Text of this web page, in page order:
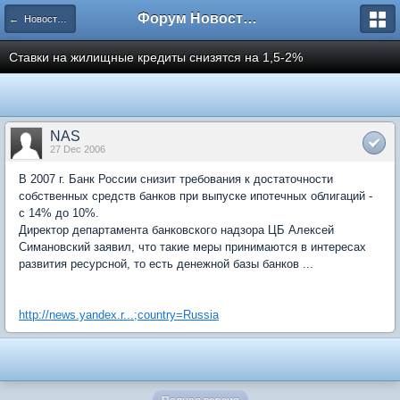
← Новости рынка недвижимости Форум Новостройки
Ставки на жилищные кредиты снизятся на 1,5-2%
NAS
27 Dec 2006
В 2007 г. Банк России снизит требования к достаточности
собственных средств банков при выпуске ипотечных облигаций -
с 14% до 10%.
Директор департамента банковского надзора ЦБ Алексей
Симановский заявил, что такие меры принимаются в интересах
развития ресурсной, то есть денежной базы банков ...
http://news.yandex.r...;country=Russia